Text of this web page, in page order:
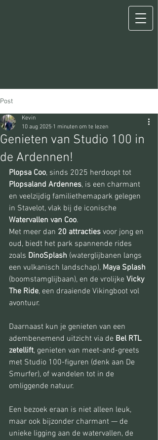
Post
Genieten van Studio 100 in
de Ardennen!
Kevin
10 aug 2025 1 minuten om te lezen
Plopsa Coo, sinds 2025 herdoopt tot
Plopsaland Ardennes, is een charmant
en veelzijdig familiethema­park gelegen
in Stavelot, vlak bij de iconische
Watervallen van Coo.
Met meer dan 20 attracties voor jong en
oud, biedt het park spannende rides
zoals DinoSplash (waterglijbanen langs
een vulkanisch landschap), Maya Splash
(boomstamglijbaan), en de vrolijke Vicky
The Ride, een draaiende Vikingboot vol
avontuur.
Daarnaast kun je genieten van een
adembenemend uitzicht via de Bel RTL
zetellift, genieten van meet-and-greets
met Studio 100-figuren (denk aan De
Smurfer), of wandelen tot in de
omliggende natuur.
Een bezoek eraan is niet alleen leuk,
maar ook bijzonder charmant — de
unieke ligging aan de watervallen, de